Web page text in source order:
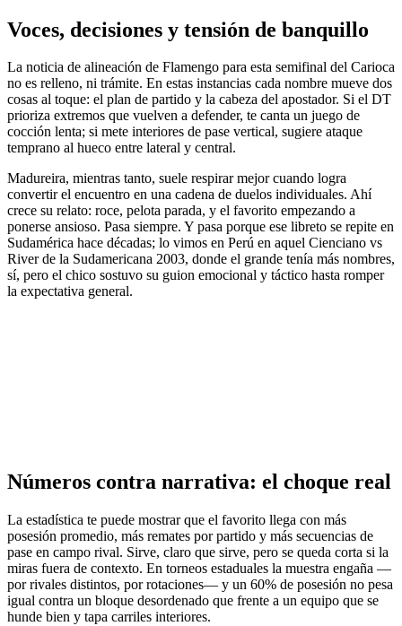
Voces, decisiones y tensión de banquillo
La noticia de alineación de Flamengo para esta semifinal del Carioca
no es relleno, ni trámite. En estas instancias cada nombre mueve dos
cosas al toque: el plan de partido y la cabeza del apostador. Si el DT
prioriza extremos que vuelven a defender, te canta un juego de
cocción lenta; si mete interiores de pase vertical, sugiere ataque
temprano al hueco entre lateral y central.
Madureira, mientras tanto, suele respirar mejor cuando logra
convertir el encuentro en una cadena de duelos individuales. Ahí
crece su relato: roce, pelota parada, y el favorito empezando a
ponerse ansioso. Pasa siempre. Y pasa porque ese libreto se repite en
Sudamérica hace décadas; lo vimos en Perú en aquel Cienciano vs
River de la Sudamericana 2003, donde el grande tenía más nombres,
sí, pero el chico sostuvo su guion emocional y táctico hasta romper
la expectativa general.
Números contra narrativa: el choque real
La estadística te puede mostrar que el favorito llega con más
posesión promedio, más remates por partido y más secuencias de
pase en campo rival. Sirve, claro que sirve, pero se queda corta si la
miras fuera de contexto. En torneos estaduales la muestra engaña —
por rivales distintos, por rotaciones— y un 60% de posesión no pesa
igual contra un bloque desordenado que frente a un equipo que se
hunde bien y tapa carriles interiores.